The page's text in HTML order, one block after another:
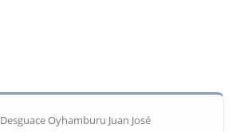
Desguace Oyhamburu Juan José